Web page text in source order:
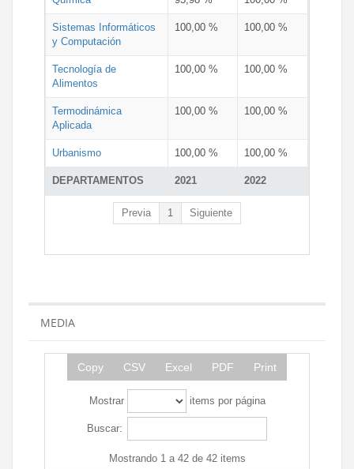
DEPARTAMENTOS 2021 2022
Sistemas Informáticos
y Computación
100,00 % 100,00 %
Tecnología de
Alimentos
100,00 % 100,00 %
Termodinámica
Aplicada
100,00 % 100,00 %
Urbanismo 100,00 % 100,00 %
Previa 1 Siguiente
MEDIA
Copy CSV Excel PDF Print
Mostrar items por página
Buscar:
Mostrando 1 a 42 de 42 items